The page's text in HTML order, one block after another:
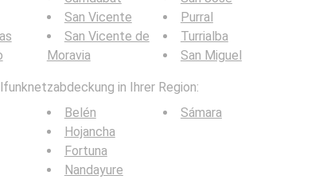
San Vicente
San Vicente de
Moravia
Purral
Turrialba
San Miguel
in Ihrer Region:
Belén
Hojancha
Fortuna
Nandayure
Sámara